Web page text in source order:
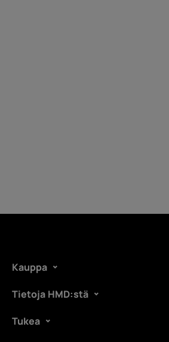
Kauppa
Tietoja HMD:stä
Tukea